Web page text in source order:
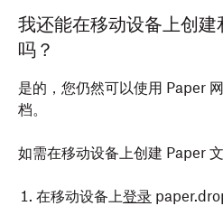
我还能在移动设备上创
吗？
是的，您仍然可以使用 Paper
档。
如需在移动设备上创建 Paper 文
在移动设备上登录